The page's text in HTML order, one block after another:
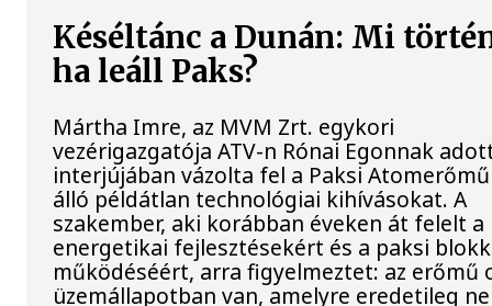
Késéltánc a Dunán: Mi
ha leáll Paks?
Mártha Imre, az MVM Zrt. egykori
vezérigazgatója ATV-n Rónai Egonnak
interjújában vázolta fel a Paksi
álló példátlan technológiai kihívásokat. A
szakember, aki korábban éveken át felelt a
energetikai fejlesztésekért és a paksi
működéséért, arra figyelmeztet: az erőmű
üzemállapotban van, amelyre eredetileg